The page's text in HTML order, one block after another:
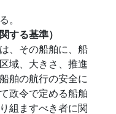
。
する基準）
、その船舶に、船
域、大きさ、推進
舶の航行の安全に
政令で定める船舶
組ますべき者に関